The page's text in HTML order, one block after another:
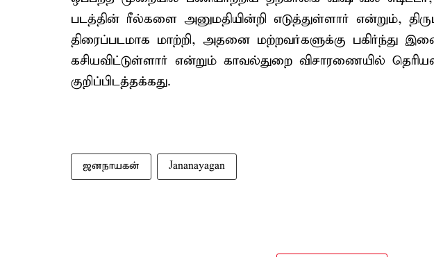
படத்தின் ரீல்களை அனுமதியின்றி எடுத்துள்ளார் என்றும்,
திரைப்படமாக மாற்றி, அதனை மற்றவர்களுக்கு பகிர்ந்து
கசியவிட்டுள்ளார் என்றும் காவல்துறை விசாரணையில்
குறிப்பிடத்தக்கது.
ஜனநாயகன் Jananayagan